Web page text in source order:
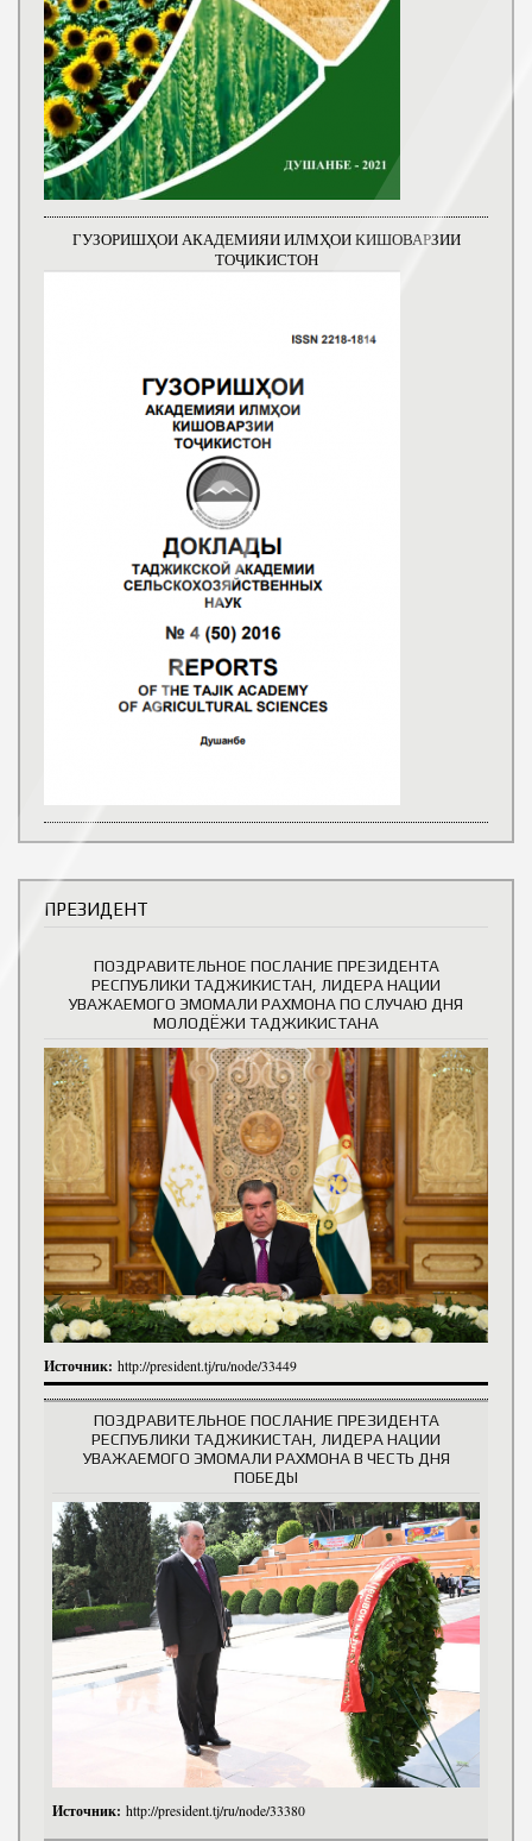
ГУЗОРИШҲОИ АКАДЕМИЯИ ИЛМҲОИ КИШОВАРЗИИ
ТОҶИКИСТОН
ПРЕЗИДЕНТ
ПОЗДРАВИТЕЛЬНОЕ ПОСЛАНИЕ ПРЕЗИДЕНТА
РЕСПУБЛИКИ ТАДЖИКИСТАН, ЛИДЕРА НАЦИИ
УВАЖАЕМОГО ЭМОМАЛИ РАХМОНА ПО СЛУЧАЮ ДНЯ
МОЛОДЁЖИ ТАДЖИКИСТАНА
Источник: http://president.tj/ru/node/33449
ПОЗДРАВИТЕЛЬНОЕ ПОСЛАНИЕ ПРЕЗИДЕНТА
РЕСПУБЛИКИ ТАДЖИКИСТАН, ЛИДЕРА НАЦИИ
УВАЖАЕМОГО ЭМОМАЛИ РАХМОНА В ЧЕСТЬ ДНЯ
ПОБЕДЫ
Источник: http://president.tj/ru/node/33380